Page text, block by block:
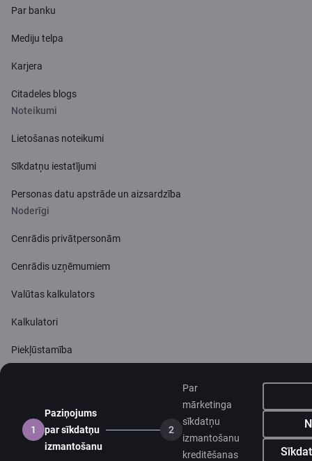
1
Paziņojums
par sīkdatņu
izmantošanu
2
Par
mārketinga
sīkdatņu
izmantošanu
kreditēšanas
Par banku
Mediju telpa
Karjera
Citadeles blogs
Noteikumi
Lietošanas noteikumi
Sīkdatņu iestatījumi
Personas datu apstrāde un aizsardzība
Noderīgi
Cenrādis privātpersonām
Cenrādis uzņēmumiem
Valūtas kalkulators
Kalkulatori
Piekļūstamība
(PSD2)
citadele.ee